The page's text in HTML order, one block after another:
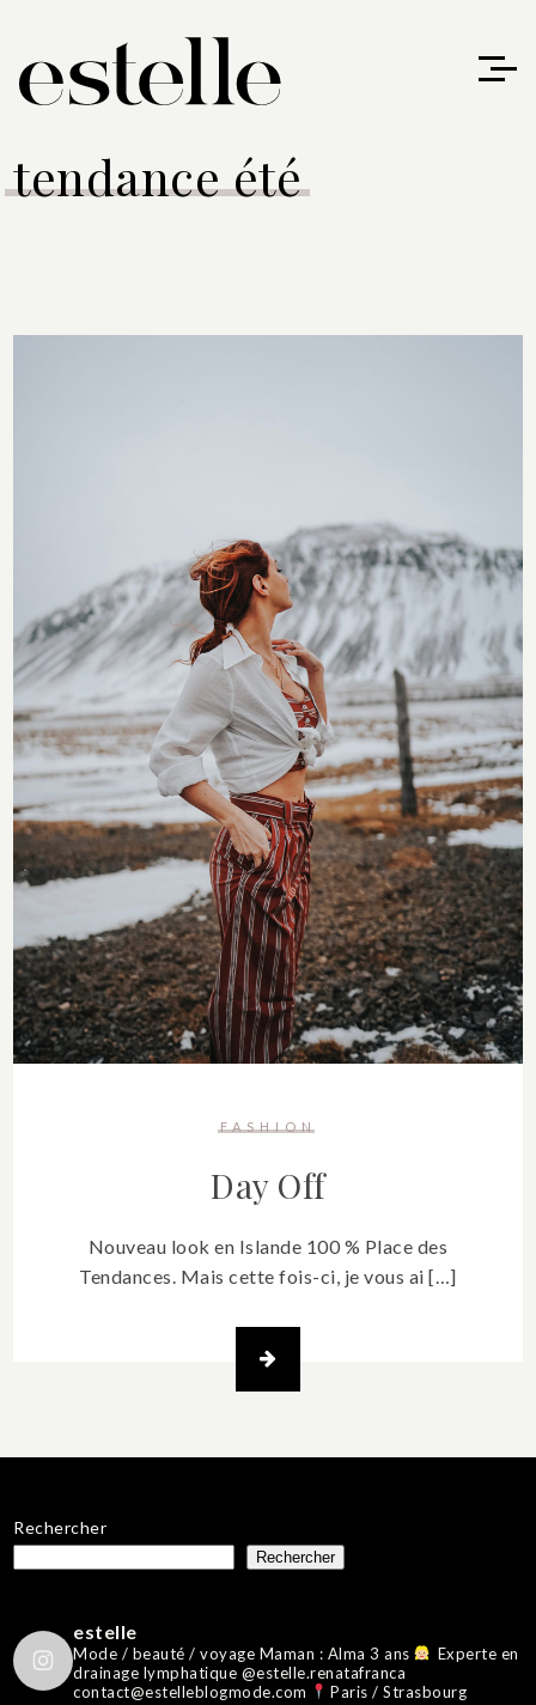
tendance été
FASHION
Day Off
Nouveau look en Islande 100 % Place des
Tendances. Mais cette fois-ci, je vous ai […]
Rechercher
Rechercher
estelle
Mode / beauté / voyage Maman : Alma 3 ans
Experte en
drainage lymphatique @estelle.renatafranca
contact@estelleblogmode.com
Paris / Strasbourg